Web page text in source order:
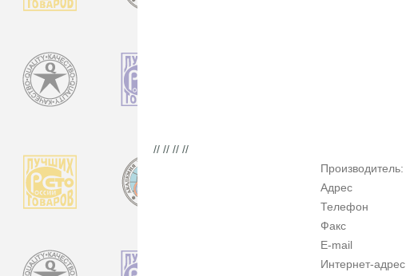
// // // //
Производитель:
Адрес
Телефон
Факс
E-mail
Интернет-адрес